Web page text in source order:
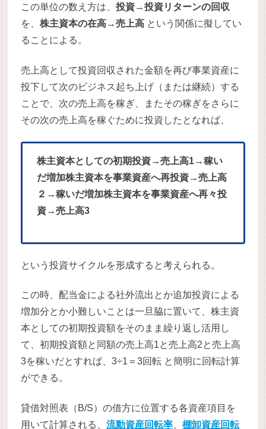
この単位の数え方は、投資→投資リターンの回収
を、株主資本の在高→売上高 という関係に擬してい
ることによる。
売上高として投資回収された金額を再び事業資産に
投下して次のビジネス起ち上げ（または継続）する
ことで、次の売上高を稼ぎ、またその稼ぎをさらに
その次の売上高を稼ぐために投資したとなれば、
株主資本としての初期投資→売上高1→稼い
だ増加株主資本を事業資産へ再投資→売上高
２→稼いだ増加株主資本を事業資産へ再々投
資→売上高3
という投資サイクルを形成すると考えられる。
この時、配当金による社外流出とか追加投資による
増加分とか小難しいことは一旦脇に置いて、株主資
本としての初期投資額をそのまま繰り返し活用し
て、初期投資額と同額の売上高1と売上高2と売上高
3を稼いだとすれば、3÷1＝3回転 と簡明に回転計算
ができる。
貸借対照表（B/S）の借方に位置する各資産項目を
用いて計算される、流動資産回転率 、棚卸資産回転